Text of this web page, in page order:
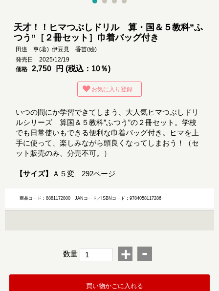
天才！！ヒマつぶしドリル 算・国＆５教科”ふ
つう”［２冊セット］巾着バッグ付き
田邉 亨(著)伊豆見 香苗(絵)
発売日 2025/12/19
価格
2,750 円 (税込：10％)
お気に入り登録
いつの間にか学習できてしまう、大人気ヒマつぶしドリ
ルシリーズ 算国＆５教科”ふつう”の２冊セット。学校
でも日常使いもできる便利な巾着バッグ付き。ヒマを上
手に使って、楽しみながら頭良くなってしまおう！（セ
ット販売のみ、分売不可。）
【サイズ】 Ａ５変 292ページ
商品コード：8881172800JANコード／ISBNコード：9784058117286
数量 + -
買い物かごに入れる